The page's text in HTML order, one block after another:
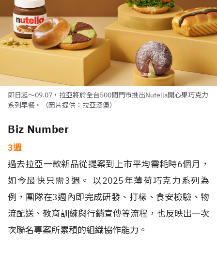
即日起～09.07，拉亞將於全台500間門市推出Nutella開心果巧克力
系列早餐。（圖片提供：拉亞漢堡）
Biz Number
3週
過去拉亞一款新品從提案到上市平均需耗時6個月，
如今最快只需3週。 以2025年薄荷巧克力系列為
例，團隊在3週內即完成研發、打樣、食安檢驗、物
流配送、教育訓練與行銷宣傳等流程，也反映出一次
次聯名專案所累積的組織協作能力。